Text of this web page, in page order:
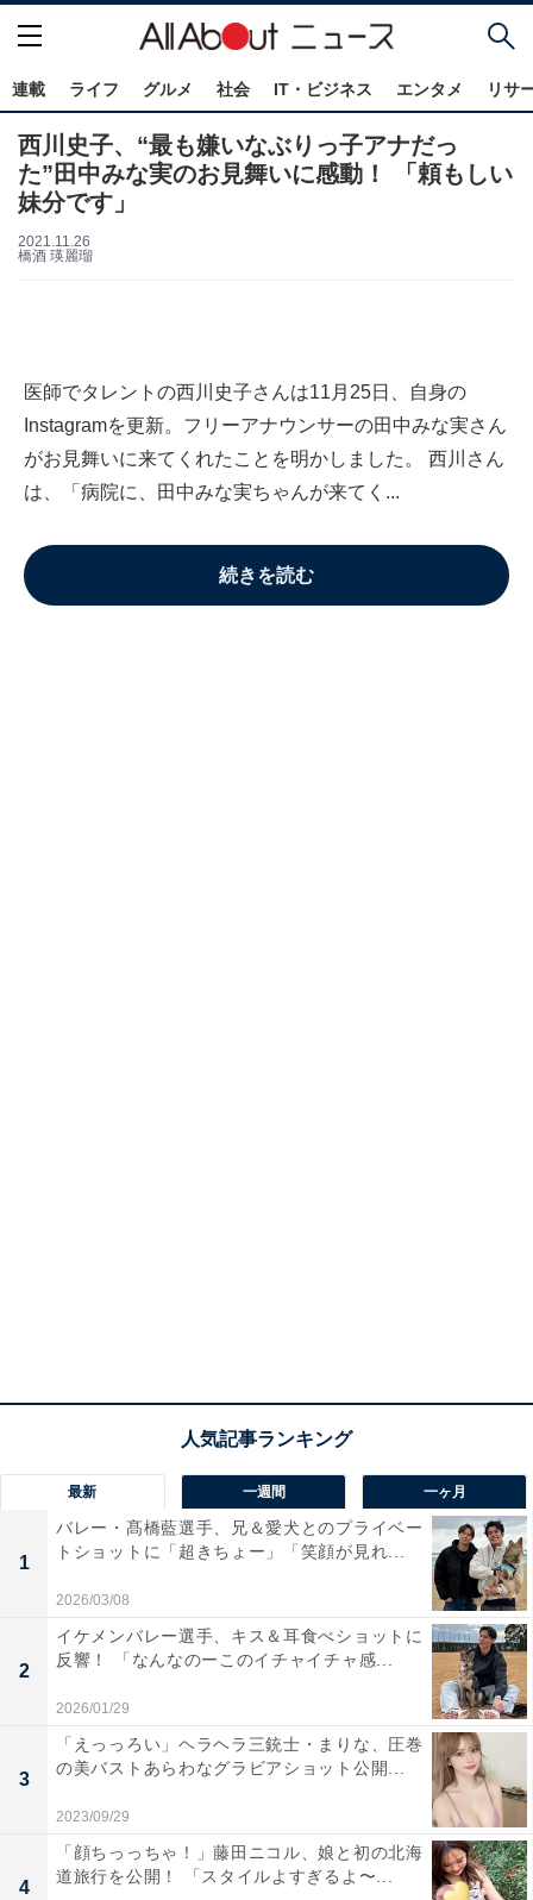
連載 ライフ グルメ 社会 IT・ビジネス エンタメ リサ
西川史子、“最も嫌いなぶりっ子アナだっ
た”田中みな実のお見舞いに感動！ 「頼もしい
妹分です」
2021.11.26
橋酒 瑛麗瑠
医師でタレントの西川史子さんは11月25日、自身の
Instagramを更新。フリーアナウンサーの田中みな実さん
がお見舞いに来てくれたことを明かしました。 西川さん
は、「病院に、田中みな実ちゃんが来てく...
続きを読む
最新 一週間 一ヶ月
1
バレー・髙橋藍選手、兄＆愛犬とのプライベー
トショットに「超きちょー」「笑顔が見れ...
2026/03/08
2
イケメンバレー選手、キス＆耳食べショットに
反響！ 「なんなのーこのイチャイチャ感...
2026/01/29
3
「えっっろい」ヘラヘラ三銃士・まりな、圧巻
の美バストあらわなグラビアショット公開...
2023/09/29
4
「顔ちっっちゃ！」藤田ニコル、娘と初の北海
道旅行を公開！ 「スタイルよすぎるよ〜...